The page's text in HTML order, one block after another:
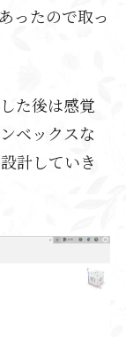
ったので取っ
た後は感覚
ベックスな
計していき